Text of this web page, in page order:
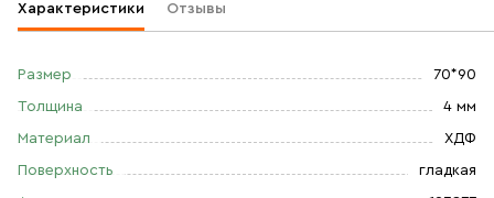
Характеристики Отзывы
Размер 70*90
Толщина 4 мм
Материал ХДФ
Поверхность гладкая